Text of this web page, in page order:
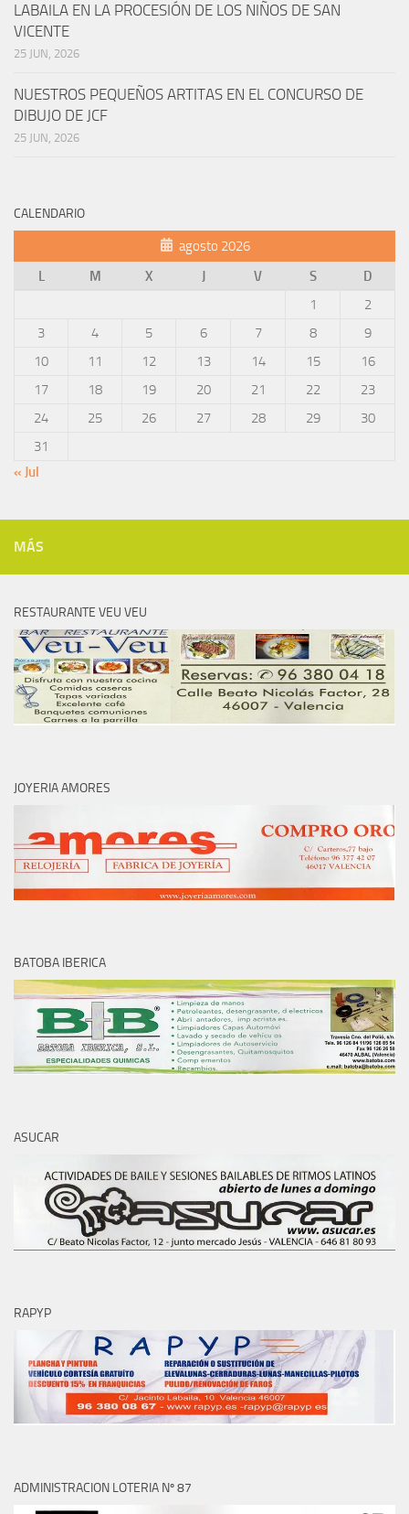
LABAILA EN LA PROCESIÓN DE LOS NIÑOS DE SAN
VICENTE
25 JUN, 2026
NUESTROS PEQUEÑOS ARTITAS EN EL CONCURSO DE
DIBUJO DE JCF
25 JUN, 2026
CALENDARIO
agosto 2026
L
M X J V S
D
1
2
3
4 5 6 7 8
9
10
11 12 13 14 15
16
17
18 19 20 21 22
23
24
25 26 27 28 29
30
31
« Jul
MÁS
RESTAURANTE VEU VEU
JOYERIA AMORES
BATOBA IBERICA
ASUCAR
RAPYP
ADMINISTRACION LOTERIA Nº 87